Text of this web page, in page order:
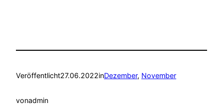
Veröffentlicht27.06.2022inDezember, November
vonadmin